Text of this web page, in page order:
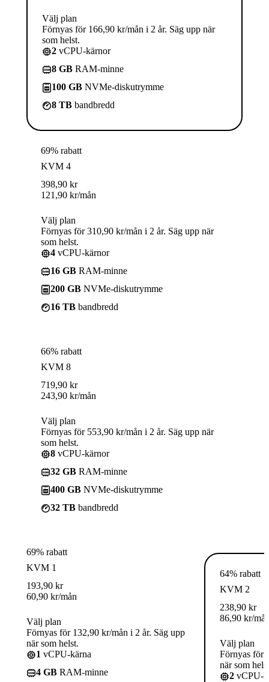
Välj plan
Förnyas för 166,90 kr/mån i 2 år. Säg upp när
som helst.
2 vCPU-kärnor
8 GB RAM-minne
100 GB NVMe-diskutrymme
8 TB bandbredd
69% rabatt
KVM 4
398,90 kr
121,90 kr/mån
Välj plan
Förnyas för 310,90 kr/mån i 2 år. Säg upp när
som helst.
4 vCPU-kärnor
16 GB RAM-minne
200 GB NVMe-diskutrymme
16 TB bandbredd
66% rabatt
KVM 8
719,90 kr
243,90 kr/mån
Välj plan
Förnyas för 553,90 kr/mån i 2 år. Säg upp när
som helst.
8 vCPU-kärnor
32 GB RAM-minne
400 GB NVMe-diskutrymme
32 TB bandbredd
69% rabatt
KVM 1
193,90 kr
60,90 kr/mån
Välj plan
Förnyas för 132,90 kr/mån i 2 år. Säg upp
när som helst.
1 vCPU-kärna
4 GB RAM-minne
64% rabatt
KVM 2
238,90 kr
86,90 kr/
Välj plan
Förnyas för
när som
2 vCPU-